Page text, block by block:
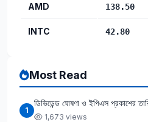
AMD 138.50
INTC 42.80
Most Read
1
ডিভিডেন্ড ঘোষণা ও ইপিএস প্রকাশের
1,673 views